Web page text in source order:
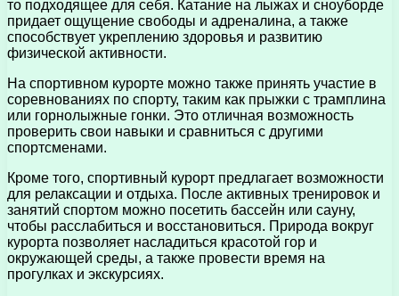
то подходящее для себя. Катание на лыжах и сноуборде
придает ощущение свободы и адреналина, а также
способствует укреплению здоровья и развитию
физической активности.
На спортивном курорте можно также принять участие в
соревнованиях по спорту, таким как прыжки с трамплина
или горнолыжные гонки. Это отличная возможность
проверить свои навыки и сравниться с другими
спортсменами.
Кроме того, спортивный курорт предлагает возможности
для релаксации и отдыха. После активных тренировок и
занятий спортом можно посетить бассейн или сауну,
чтобы расслабиться и восстановиться. Природа вокруг
курорта позволяет насладиться красотой гор и
окружающей среды, а также провести время на
прогулках и экскурсиях.